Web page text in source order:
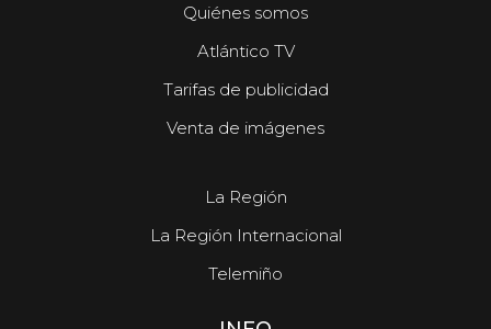
Quiénes somos
Atlántico TV
Tarifas de publicidad
Venta de imágenes
La Región
La Región Internacional
Telemiño